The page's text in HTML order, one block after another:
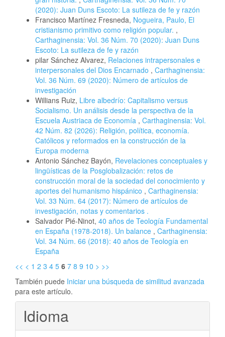
(2020): Juan Duns Escoto: La sutileza de fe y razón
Francisco Martínez Fresneda, Nogueira, Paulo, El
cristianismo primitivo como religión popular. ,
Carthaginensia: Vol. 36 Núm. 70 (2020): Juan Duns
Escoto: La sutileza de fe y razón
pilar Sánchez Alvarez, Relaciones intrapersonales e
interpersonales del Dios Encarnado , Carthaginensia:
Vol. 36 Núm. 69 (2020): Número de artículos de
investigación
Willians Ruiz, Libre albedrío: Capitalismo versus
Socialismo. Un análisis desde la perspectiva de la
Escuela Austriaca de Economía , Carthaginensia: Vol.
42 Núm. 82 (2026): Religión, política, economía.
Católicos y reformados en la construcción de la
Europa moderna
Antonio Sánchez Bayón, Revelaciones conceptuales y
lingüísticas de la Posglobalización: retos de
construcción moral de la sociedad del conocimiento y
aportes del humanismo hispánico , Carthaginensia:
Vol. 33 Núm. 64 (2017): Número de artículos de
investigación, notas y comentarios .
Salvador Pié-Ninot, 40 años de Teología Fundamental
en España (1978-2018). Un balance , Carthaginensia:
Vol. 34 Núm. 66 (2018): 40 años de Teología en
España
<< < 1 2 3 4 5 6 7 8 9 10 > >>
También puede Iniciar una búsqueda de similitud avanzada
para este artículo.
Idioma